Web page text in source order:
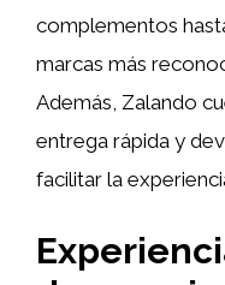
complementos
marcas más
Además, Zalando
entrega rápida y
facilitar la